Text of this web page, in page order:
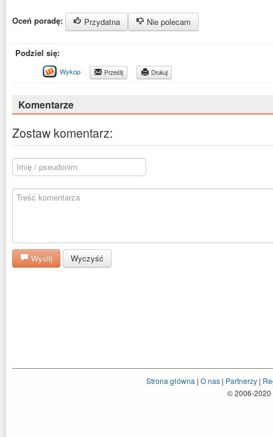
Oceń poradę: Przydatna Nie polecam
Podziel się:
Wykop Prześlij Drukuj
Komentarze
Zostaw komentarz:
Wyślij Wyczyść
Strona główna | O nas| Partnerzy|
© 2006-2020